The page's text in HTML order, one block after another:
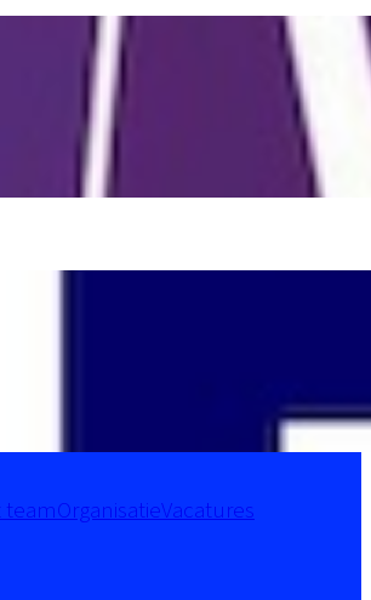
teamOrganisatieVacatures